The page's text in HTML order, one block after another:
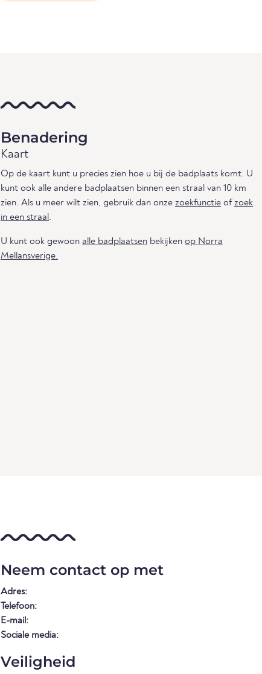
Benadering
Kaart
Op de kaart kunt u precies zien hoe u bij de badplaats komt. U
kunt ook alle andere badplaatsen binnen een straal van 10 km
zien. Als u meer wilt zien, gebruik dan onze zoekfunctie ofzoek
in een straal .
U kunt ook gewoon alle badplaatsen bekijken op Norra
Mellansverige.
Neem contact op met
Adres:
Telefoon:
E-mail:
Sociale media:
Veiligheid